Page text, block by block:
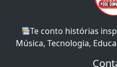
Te conto histórias
Música, Tecnologia,